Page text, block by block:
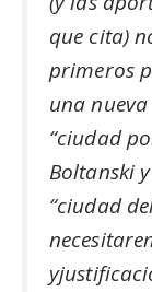
que cita)
primeros
una
“ciudad
Boltanski
“ciudad